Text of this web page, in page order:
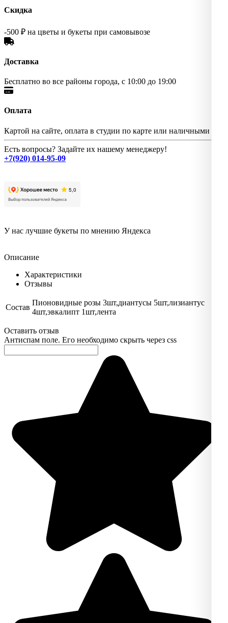
Скидка
-500 ₽ на цветы и букеты при самовывозе
Доставка
Бесплатно во все районы города, с 10:00 до 19:00
Оплата
Картой на сайте, оплата в студии по карте или наличными
Есть вопросы? Задайте их нашему менеджеру!
+7(920) 014-95-09
У нас лучшие букеты по мнению Яндекса
Описание
Характеристики
Отзывы
Состав
Пионовидные розы 3шт,диантусы 5шт,лизиантус
4шт,эвкалипт 1шт,лента
Оставить отзыв
Антиспам поле. Его необходимо скрыть через css